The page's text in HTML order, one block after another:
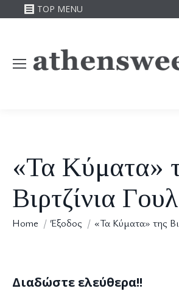
TOP MENU
«Τα Κύματα»
Βιρτζίνια
You are here:
Home Έξοδος «Τα Κύματα» της
Διαδώστε ελεύθερα!!